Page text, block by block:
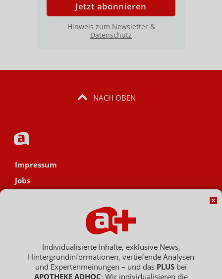
Jetzt abonnieren
Hinweis zum Newsletter &
Datenschutz
NACH OBEN
Impressum
Jobs
Hinweisgebersystem
Vertrag widerrufen
Individualisierte Inhalte, exklusive News,
Hintergrundinformationen, vertiefende Analysen
und Expertenmeinungen – und das PLUS bei
APOTHEKE ADHOC: Wir individualisieren die